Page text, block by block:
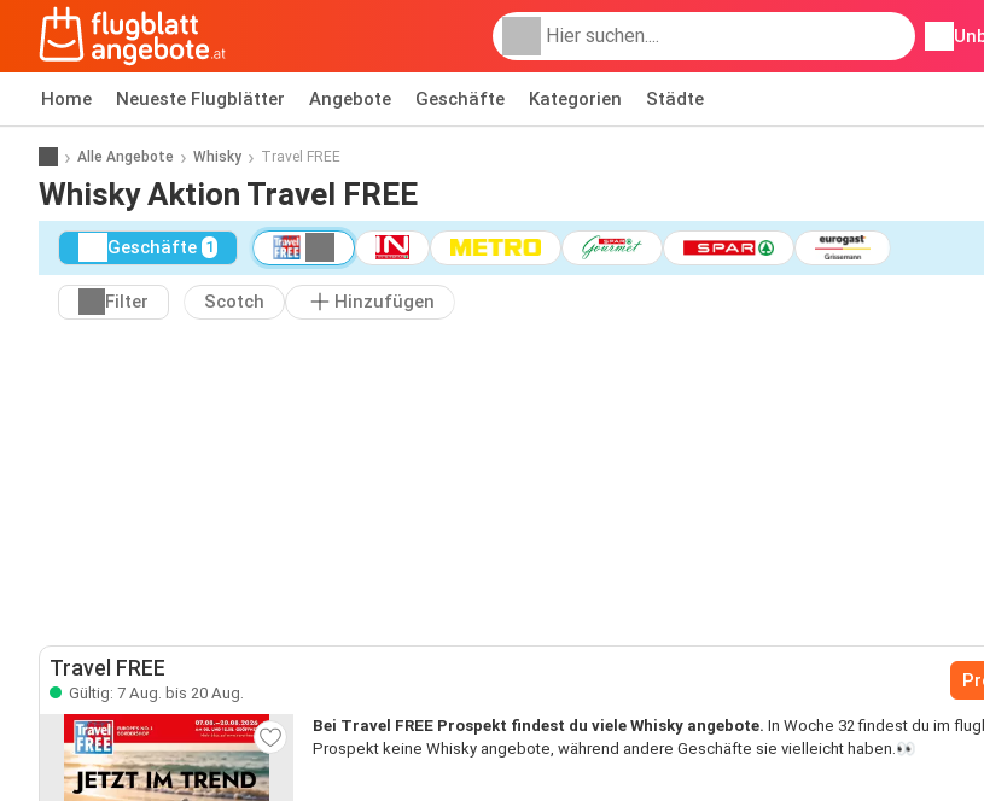
Home Neueste Flugblätter Angebote Geschäfte Kategorien Städte
Alle Angebote Whisky Travel FREE
Whisky Aktion Travel FREE
Geschäfte 1
Filter Scotch Hinzufügen
Travel FREE
Gültig: 7 Aug. bis 20 Aug.
Bei Travel FREE Prospekt findest du viele Whisky angebote. In Woche 32 findest du im
Prospekt keine Whisky angebote, während andere Geschäfte sie vielleicht haben.👀